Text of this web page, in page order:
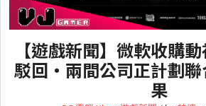
【遊戲新聞】微軟收購
駁回・兩間公司正計劃
果